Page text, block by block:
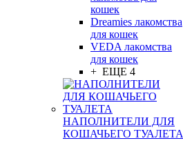
кошек
Dreamies лакомства
для кошек
VEDA лакомства
для кошек
+ ЕЩЕ 4
НАПОЛНИТЕЛИ ДЛЯ
КОШАЧЬЕГО ТУАЛЕТА